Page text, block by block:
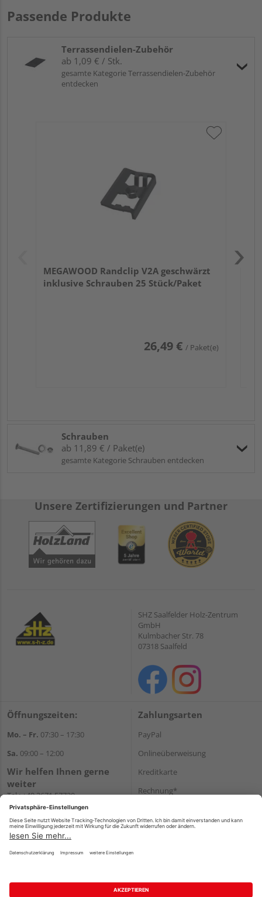
Passende Produkte
Terrassendielen-Zubehör
ab 1,09 € / Stk.
gesamte Kategorie Terrassendielen-Zubehör
entdecken
MEGAWOOD Randclip V2A geschwärzt
inklusive Schrauben 25 Stück/Paket
26,49 € / Paket(e)
Schrauben
ab 11,89 € / Paket(e)
gesamte Kategorie Schrauben entdecken
Unsere Zertifizierungen und Partner
SHZ Saalfelder Holz-Zentrum
GmbH
Kulmbacher Str. 78
07318 Saalfeld
Öffnungszeiten:
Mo. – Fr. 07:30 – 17:30
Sa. 09:00 – 12:00
Wir helfen Ihnen gerne
weiter
Tel.:+49 3671 57730
E-Mail:shop@s-h-z.de
Zahlungsarten
PayPal
Onlineüberweisung
Kreditkarte
Rechnung*
Versand
Impressum AGB Widerruf
Datenschutz